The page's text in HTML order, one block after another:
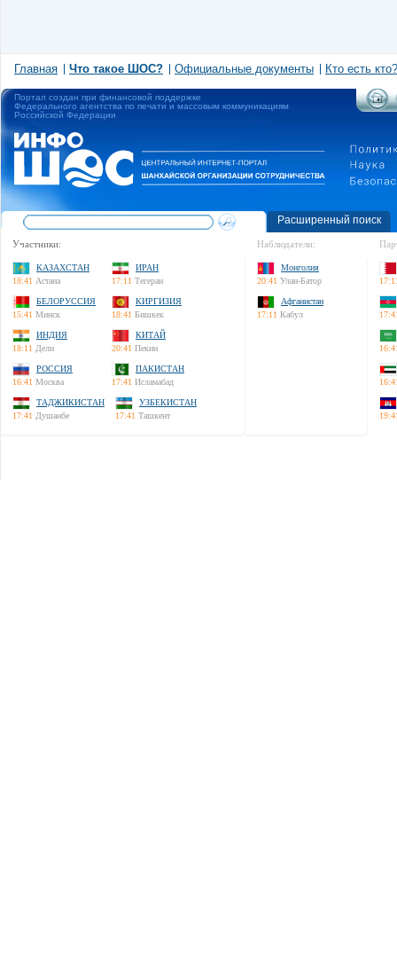
Главная Что такое ШОС? Официальные документы Кто есть кто?
Портал создан при финансовой поддержке
Федерального агентства по печати и массовым коммуникациям
Российской Федерации
Расширенный поиск
Участники:
КАЗАХСТАН
18:41 Астана
ИРАН
17:11 Тегеран
БЕЛОРУССИЯ
15:41 Минск
КИРГИЗИЯ
18:41 Бишкек
ИНДИЯ
18:11 Дели
КИТАЙ
20:41 Пекин
РОССИЯ
16:41 Москва
ПАКИСТАН
17:41 Исламабад
ТАДЖИКИСТАН
17:41 Душанбе
УЗБЕКИСТАН
17:41 Ташкент
Наблюдатели:
Монголия
20:41 Улан-Батор
Афганистан
17:11 Кабул